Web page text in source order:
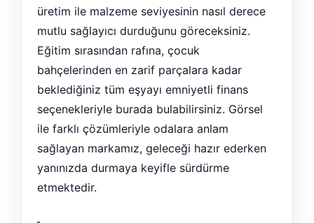
üretim ile malzeme seviyesinin nasıl derece
mutlu sağlayıcı durduğunu göreceksiniz.
Eğitim sırasından rafına, çocuk
bahçelerinden en zarif parçalara kadar
beklediğiniz tüm eşyayı emniyetli finans
seçenekleriyle burada bulabilirsiniz. Görsel
ile farklı çözümleriyle odalara anlam
sağlayan markamız, geleceği hazır ederken
yanınızda durmaya keyifle sürdürme
etmektedir.